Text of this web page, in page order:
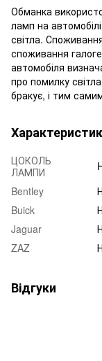
Обманка
ламп на
світла.
споживання
автомобіля
про помилку
бракує, і тим
ЦОКОЛЬ
ЛАМПИ
Bentley
Buick
Jaguar
ZAZ
Відгуки